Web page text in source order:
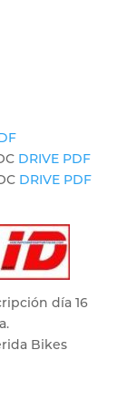
DRIVE PDF
DRIVE PDF
día 16
Bikes